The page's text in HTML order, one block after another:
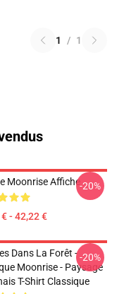
1 / 1
Moonrise Affiche
- 42,22 €
-20%
Dans La Forêt -
Moonrise - Paysage
T-Shirt Classique
-20%